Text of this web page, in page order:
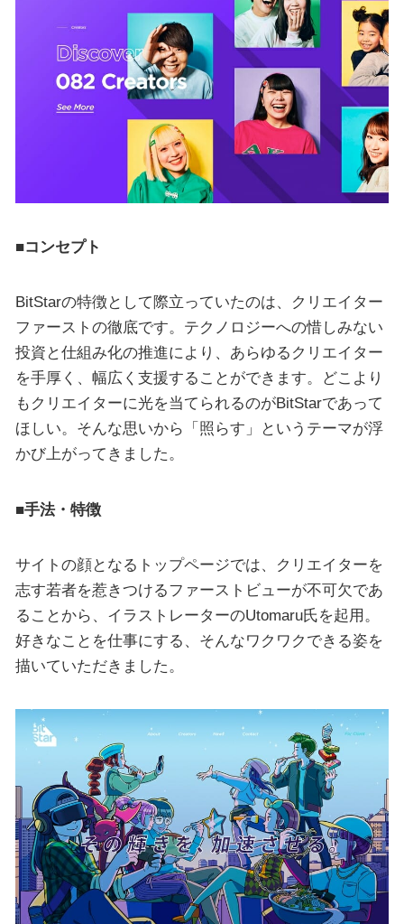
■コンセプト
BitStarの特徴として際立っていたのは、クリエイター
ファーストの徹底です。テクノロジーへの惜しみない
投資と仕組み化の推進により、あらゆるクリエイター
を手厚く、幅広く支援することができます。どこより
もクリエイターに光を当てられるのがBitStarであって
ほしい。そんな思いから「照らす」というテーマが浮
かび上がってきました。
■手法・特徴
サイトの顔となるトップページでは、クリエイターを
志す若者を惹きつけるファーストビューが不可欠であ
ることから、イラストレーターのUtomaru氏を起用。
好きなことを仕事にする、そんなワクワクできる姿を
描いていただきました。